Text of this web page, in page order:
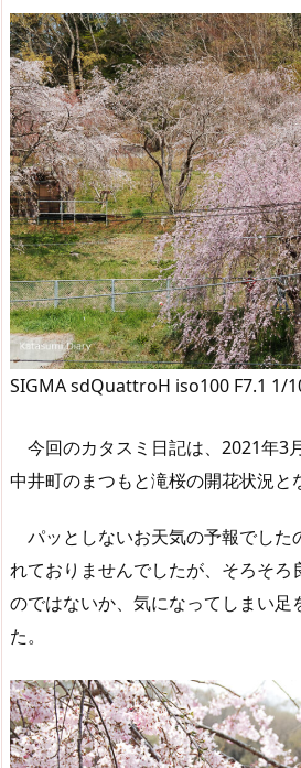
SIGMA sdQuattroH iso100 F7.1 1/
今回のカタスミ日記は、2021年3
中井町のまつもと滝桜の開花状況と
パッとしないお天気の予報でした
れておりませんでしたが、そろそろ
のではないか、気になってしまい足
た。